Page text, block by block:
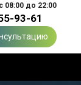
08:00 до 22:00
93-61